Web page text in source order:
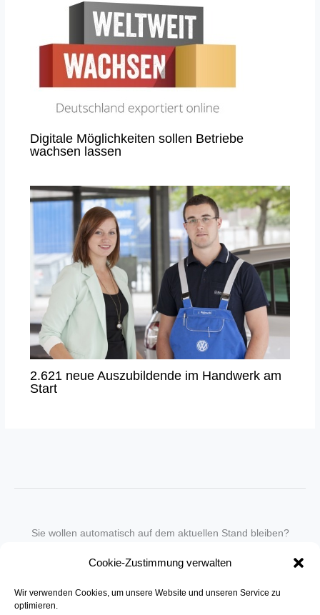
Cookie-Zustimmung verwalten
Wir verwenden Cookies, um unsere Website und unseren Service zu
optimieren.
Digitale Möglichkeiten sollen Betriebe
wachsen lassen
2.621 neue Auszubildende im Handwerk am
Start
Sie wollen automatisch auf dem aktuellen Stand bleiben?
in unseren Newsletter-Service auf.
Senden Sie für ein Angebot einfach eine